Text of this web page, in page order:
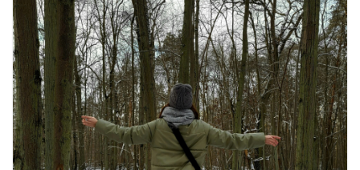
खाने के शौकीनों के लिए कश्मीर के 5 बेहतरीन
स्वादिष्ट व्यंजन
August 6, 2026 1 Comment